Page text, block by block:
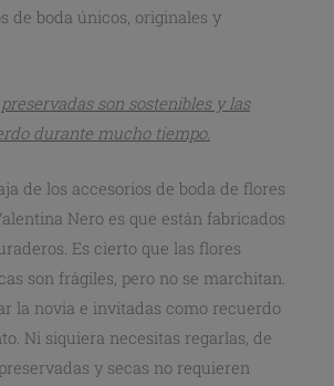
de boda únicos, originales y
son sostenibles y las
durante mucho tiempo.
de los accesorios de boda de flores
Nero es que están fabricados
Es cierto que las flores
son frágiles, pero no se marchitan.
la novia e invitadas como recuerdo
Ni siquiera necesitas regarlas, de
y secas no requieren